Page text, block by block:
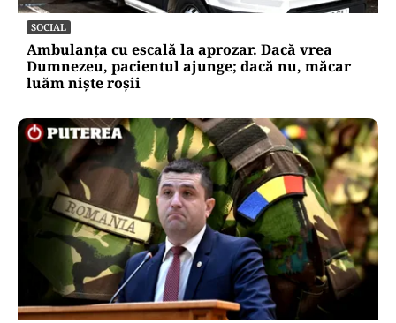
SOCIAL
Ambulanța cu escală la aprozar. Dacă vrea
Dumnezeu, pacientul ajunge; dacă nu, măcar
luăm niște roșii